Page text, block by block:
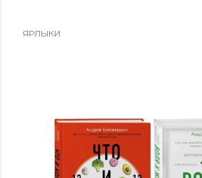
ЯРЛЫКИ